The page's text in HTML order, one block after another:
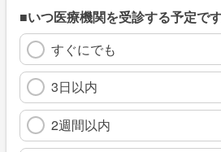
■いつ医療機関を受診する予定で
すぐにでも
3日以内
2週間以内